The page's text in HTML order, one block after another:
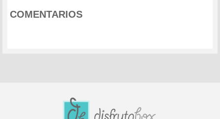
COMENTARIOS